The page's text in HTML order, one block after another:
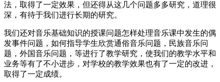
法，取得了一定效果，但还得从这几个问题多多研究，道理很
深，有待于我们进行长期的研究。
我们还对音乐基础知识的授课问题怎样处理音乐课中发生的偶
发事件问题，如何指导学生欣赏通俗音乐问题，民族音乐问
题，外国音乐问题，等进行了教学研究，使我们的教学水平和
业务等有了不小进步，对学校的教学效果也有了一定的改进，
取得了一定成绩。